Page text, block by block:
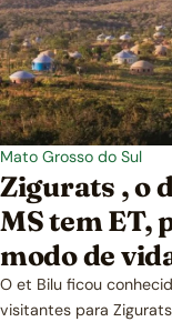
Mato Grosso do Sul
Zigurats , o
MS tem ET,
modo de
O et Bilu ficou
visitantes para